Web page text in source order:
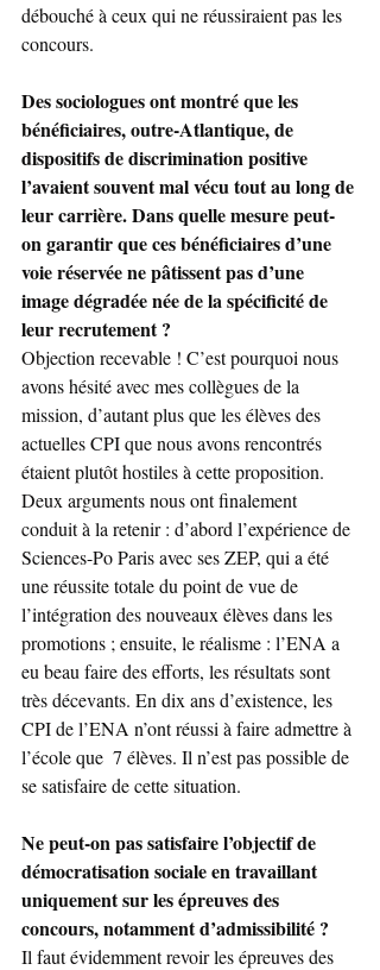
débouché à ceux qui ne réussiraient pas les
concours.
Des sociologues ont montré que les
bénéficiaires, outre-Atlantique, de
dispositifs de discrimination positive
l’avaient souvent mal vécu tout au long de
leur carrière. Dans quelle mesure peut-
on garantir que ces bénéficiaires d’une
voie réservée ne pâtissent pas d’une
image dégradée née de la spécificité de
leur recrutement ?
Objection recevable ! C’est pourquoi nous
avons hésité avec mes collègues de la
mission, d’autant plus que les élèves des
actuelles CPI que nous avons rencontrés
étaient plutôt hostiles à cette proposition.
Deux arguments nous ont finalement
conduit à la retenir : d’abord l’expérience de
Sciences-Po Paris avec ses ZEP, qui a été
une réussite totale du point de vue de
l’intégration des nouveaux élèves dans les
promotions ; ensuite, le réalisme : l’ENA a
eu beau faire des efforts, les résultats sont
très décevants. En dix ans d’existence, les
CPI de l’ENA n’ont réussi à faire admettre à
l’école que  7 élèves. Il n’est pas possible de
se satisfaire de cette situation.
Ne peut-on pas satisfaire l’objectif de
démocratisation sociale en travaillant
uniquement sur les épreuves des
concours, notamment d’admissibilité ?
Il faut évidemment revoir les épreuves des